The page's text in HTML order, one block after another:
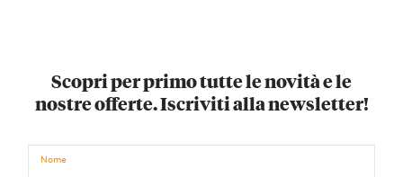
Scopri per primo tutte le novità e le
nostre offerte. Iscriviti alla newsletter!
Nome